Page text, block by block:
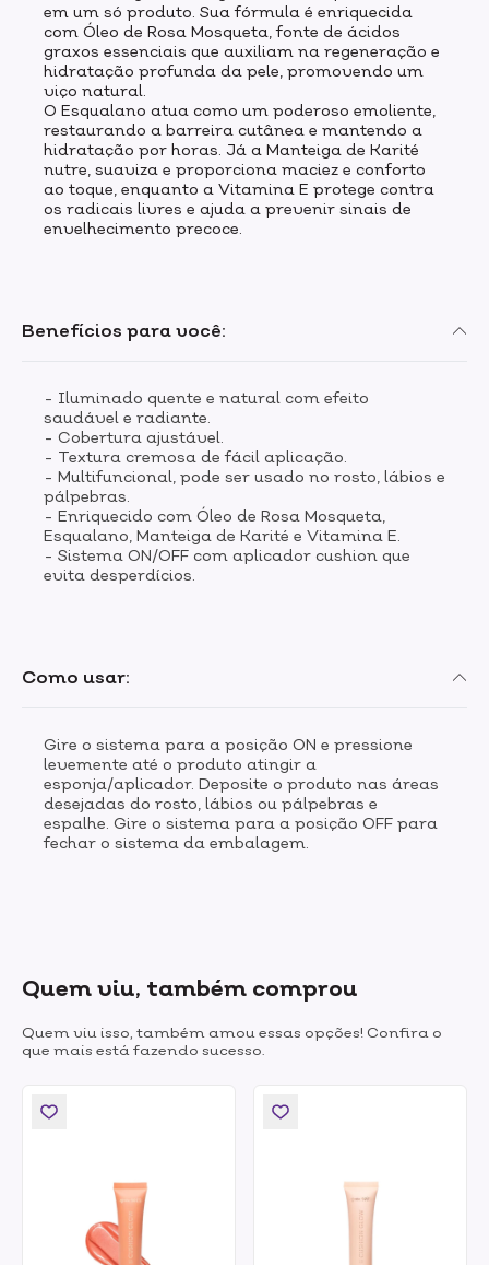
Benefícios para você:
- Iluminado quente e natural com efeito
saudável e radiante.
- Cobertura ajustável.
- Textura cremosa de fácil aplicação.
- Multifuncional, pode ser usado no rosto, lábios e
pálpebras.
- Enriquecido com Óleo de Rosa Mosqueta,
Esqualano, Manteiga de Karité e Vitamina E.
- Sistema ON/OFF com aplicador cushion que
evita desperdícios.
em um só produto. Sua fórmula é enriquecida
com Óleo de Rosa Mosqueta, fonte de ácidos
graxos essenciais que auxiliam na regeneração e
hidratação profunda da pele, promovendo um
viço natural.
O Esqualano atua como um poderoso emoliente,
restaurando a barreira cutânea e mantendo a
hidratação por horas. Já a Manteiga de Karité
nutre, suaviza e proporciona maciez e conforto
ao toque, enquanto a Vitamina E protege contra
os radicais livres e ajuda a prevenir sinais de
envelhecimento precoce.
Como usar:
Gire o sistema para a posição ON e pressione
levemente até o produto atingir a
esponja/aplicador. Deposite o produto nas áreas
desejadas do rosto, lábios ou pálpebras e
espalhe. Gire o sistema para a posição OFF para
fechar o sistema da embalagem.
Quem viu, também comprou
Quem viu isso, também amou essas opções! Confira o
que mais está fazendo sucesso.